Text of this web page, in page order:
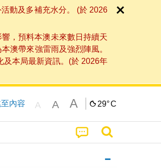
動及多補充水分。 (於 2026
，預料本澳未來數日持續天
澳帶來強雷雨及強烈陣風。
及本局最新資訊。(於 2026年
內容 A A A 29°C